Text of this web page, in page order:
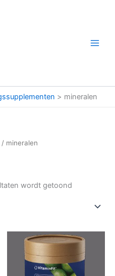
mineralen
/ mineralen
wordt getoond